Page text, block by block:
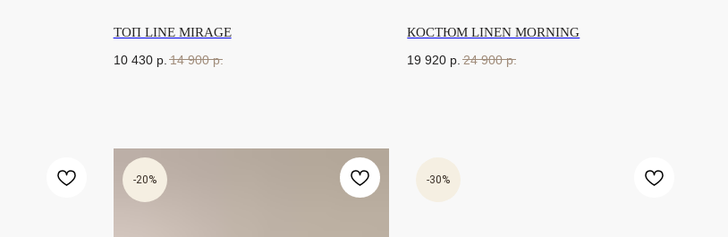
ТОП LINE MIRAGE
10 430 р. 14 900 р.
КОСТЮМ LINEN MORNING
19 920 р. 24 900 р.
-20% -30%